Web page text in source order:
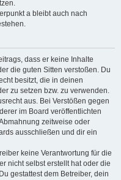
a bleibt auch nach
dass er keine Inhalte
die guten Sitten verstoßen. Du
besitzt, die in deinen
zu setzen bzw. zu verwenden.
aus. Bei Verstößen gegen
im Board veröffentlichten
zeitweise oder
ausschließen und dir ein
keine Verantwortung für die
nicht selbst erstellt hat oder die
gestattest dem Betreiber, dein